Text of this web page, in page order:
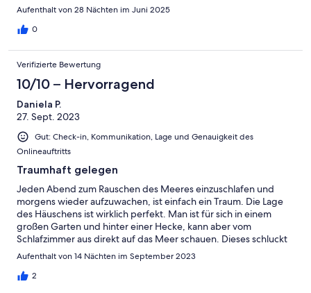
Aufenthalt von 28 Nächten im Juni 2025
0
Verifizierte Bewertung
10/10 – Hervorragend
Daniela P.
27. Sept. 2023
Gut: Check-in, Kommunikation, Lage und Genauigkeit des
Onlineauftritts
Traumhaft gelegen
Jeden Abend zum Rauschen des Meeres einzuschlafen und
morgens wieder aufzuwachen, ist einfach ein Traum. Die Lage
des Häuschens ist wirklich perfekt. Man ist für sich in einem
großen Garten und hinter einer Hecke, kann aber vom
Schlafzimmer aus direkt auf das Meer schauen. Dieses schluckt
auch die Geräusche vom Strand. Wir waren in der Nebensaison,
es war also nicht sehr voll, daher ruhig. Sein Auto kann man
direkt im Grundstück parken. Die Vermieterin ist sehr charmant
Aufenthalt von 14 Nächten im September 2023
2